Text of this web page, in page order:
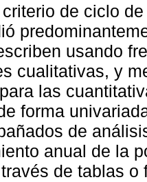
de ciclo
usando
cualitativas, y
las
forma
de
anual de la
de tablas o